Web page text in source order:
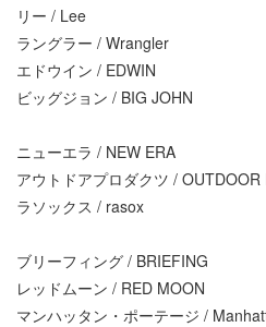
リー / Lee
ラングラー / Wrangler
エドウイン / EDWIN
ビッグジョン / BIG JOHN
ニューエラ / NEW ERA
アウトドアプロダクツ / OUTDOOR
ラソックス / rasox
ブリーフィング / BRIEFING
レッドムーン / RED MOON
マンハッタン・ポーテージ /